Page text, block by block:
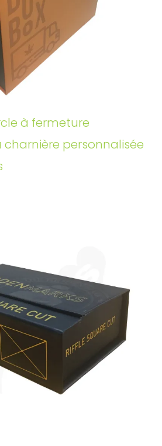
à fermeture
personnalisée